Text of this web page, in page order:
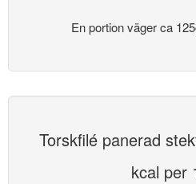
En portion väger ca
Torskfilé panerad
kcal per